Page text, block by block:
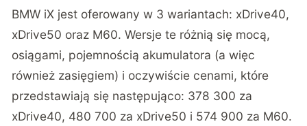
BMW iX jest oferowany w 3 wariantach: xDrive40,
xDrive50 oraz M60. Wersje te różnią się mocą,
osiągami, pojemnością akumulatora (a więc
również zasięgiem) i oczywiście cenami, które
przedstawiają się następująco: 378 300 za
xDrive40, 480 700 za xDrive50 i 574 900 za M60.